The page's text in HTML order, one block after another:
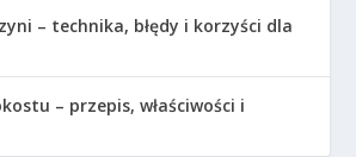
– technika, błędy i korzyści dla
– przepis, właściwości i